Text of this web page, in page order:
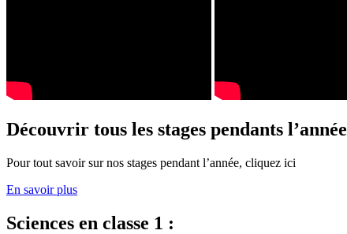
Découvrir tous les stages pendants l’année
Pour tout savoir sur nos stages pendant l’année, cliquez ici
En savoir plus
Sciences en classe 1 :